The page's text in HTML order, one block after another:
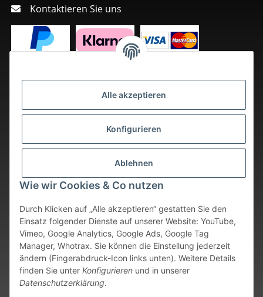
Alle akzeptieren
Konfigurieren
Ablehnen
Wie wir Cookies & Co nutzen
Durch Klicken auf „Alle akzeptieren“ gestatten Sie den
Einsatz folgender Dienste auf unserer Website: YouTube,
Vimeo, Google Analytics, Google Ads, Google Tag
Manager, Whotrax. Sie können die Einstellung jederzeit
ändern (Fingerabdruck-Icon links unten). Weitere Details
finden Sie unter Konfigurieren und in unserer
Datenschutzerklärung.
Kontaktieren Sie uns
Vertrag widerrufen
* Alle Preise inkl. gesetzlicher USt., zzgl.Versand
verfügbaren Artikeln erfolgt der Versand innerhalb von 24